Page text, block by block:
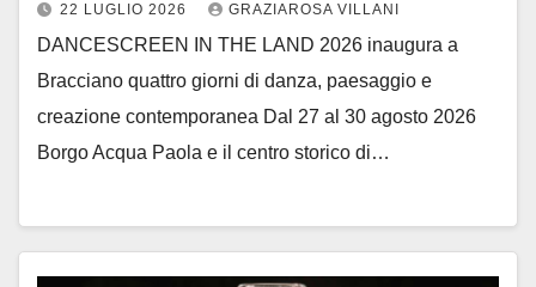
22 LUGLIO 2026 GRAZIAROSA VILLANI
DANCESCREEN IN THE LAND 2026 inaugura a
Bracciano quattro giorni di danza, paesaggio e
creazione contemporanea Dal 27 al 30 agosto 2026
Borgo Acqua Paola e il centro storico di…